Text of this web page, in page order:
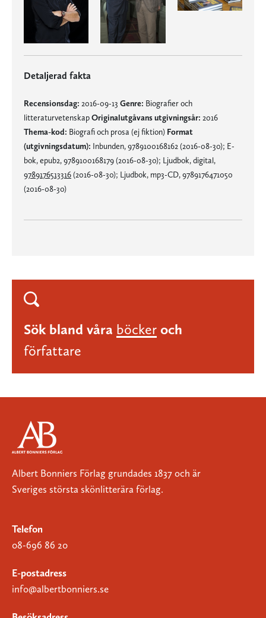
Detaljerad fakta
Recensionsdag: 2016-09-13 Genre: Biografier och
litteraturvetenskapOriginalutgåvans utgivningsår: 2016
Thema-kod: Biografi och prosa (ej fiktion) Format
(utgivningsdatum): Inbunden, 9789100168162 (2016-08-30); E-
bok, epub2, 9789100168179 (2016-08-30); Ljudbok, digital,
9789176513316(2016-08-30); Ljudbok, mp3-CD, 9789176471050
(2016-08-30)
Sök bland våra böcker och
författare
Albert Bonniers Förlag grundades 1837 och är
Sveriges största skönlitterära förlag.
Telefon
08-696 86 20
E-postadress
info@albertbonniers.se